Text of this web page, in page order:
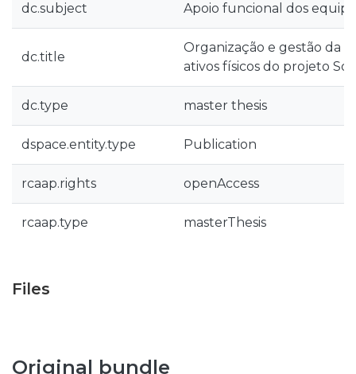
dc.subject Apoio funcional dos
dc.title
Organização e gestão da
ativos físicos do projeto
dc.type master thesis
dspace.entity.type Publication
rcaap.rights openAccess
rcaap.type masterThesis
Files
Original bundle